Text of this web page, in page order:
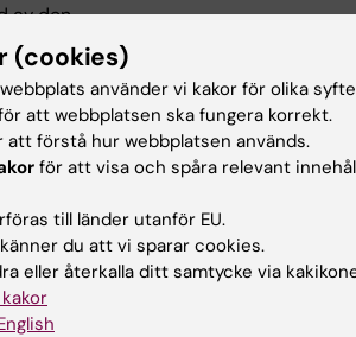
av den.
uppmärksammad
fått stor uppmärksamhet i media
Karolinska ATMP-centrum, ett
Vecura.
(cookies)
använder vi kakor för olika
att webbplatsen ska fungera korrekt.
att förstå hur webbplatsen används.
för att visa och spåra relevant
till länder utanför EU.
du att vi sparar cookies.
eller återkalla ditt samtycke via